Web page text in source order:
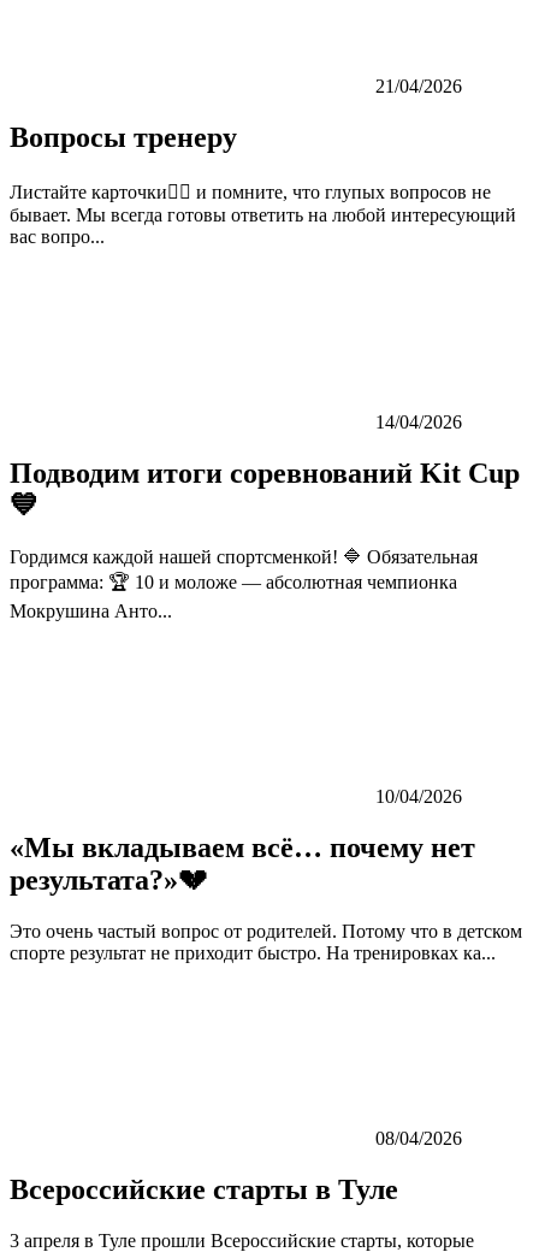
21/04/2026
Вопросы тренеру
Листайте карточки👉🏼 и помните, что глупых вопросов не
бывает. Мы всегда готовы ответить на любой интересующий
вас вопро...
14/04/2026
Подводим итоги соревнований Kit Cup
💙
Гордимся каждой нашей спортсменкой! 🔷 Обязательная
программа: 🏆 10 и моложе — абсолютная чемпионка
Мокрушина Анто...
10/04/2026
«Мы вкладываем всё… почему нет
результата?»💔
Это очень частый вопрос от родителей. Потому что в детском
спорте результат не приходит быстро. На тренировках ка...
08/04/2026
Всероссийские старты в Туле
3 апреля в Туле прошли Всероссийские старты, которые